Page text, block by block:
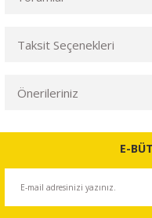
Taksit Seçenekleri
Önerileriniz
Bu ürünün fiyat bilgisi,
konularda yetersiz
E-